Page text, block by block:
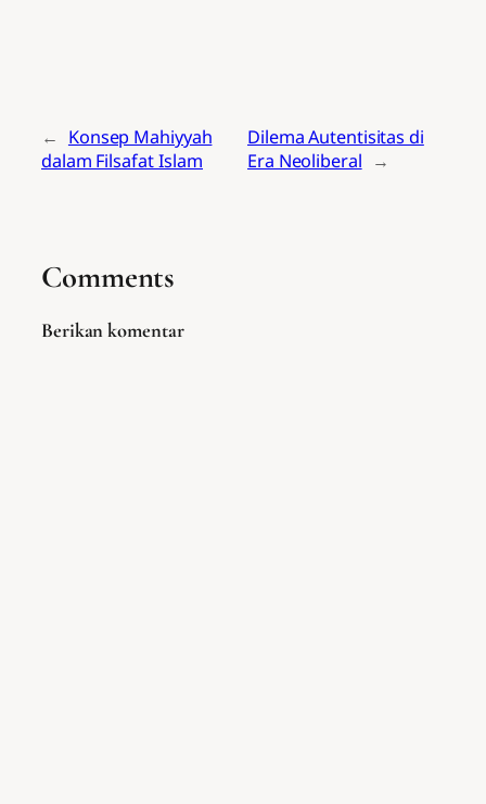
← Konsep Mahiyyah
dalam Filsafat Islam
Dilema Autentisitas di
Era Neoliberal →
Comments
Berikan komentar